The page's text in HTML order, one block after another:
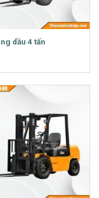
dầu 4 tấn